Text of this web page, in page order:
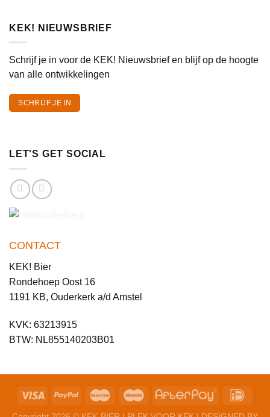
KEK! NIEUWSBRIEF
Schrijf je in voor de KEK! Nieuwsbrief en blijf op de hoogte
van alle ontwikkelingen
SCHRIJF JE IN
LET'S GET SOCIAL
CONTACT
KEK! Bier
Rondehoep Oost 16
1191 KB, Ouderkerk a/d Amstel
KVK: 63213915
BTW: NL855140203B01